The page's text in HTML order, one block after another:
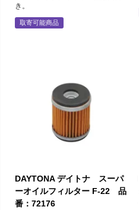
き。
取寄可能商品
DAYTONA デイトナ スーパ
ーオイルフィルター F-22 品
番：72176